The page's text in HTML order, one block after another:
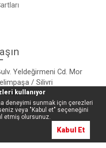
Yeldeğirmeni Cd. Mor
/ Silivri
kullanıyor
deneyimi sunmak için çerezleri
veya "Kabul et" seçeneğini
etmiş olursunuz.
Kabul Et